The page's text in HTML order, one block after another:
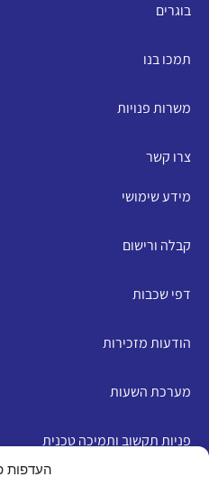
העדפות
בוגרים
תמכו בנו
משרות פנויות
צרו קשר
מידע שימושי
קבלה ורישום
דפי שכבות
הודעות מזכירות
מערכת השעות
פניות תקשוב ותמיכה טכנית